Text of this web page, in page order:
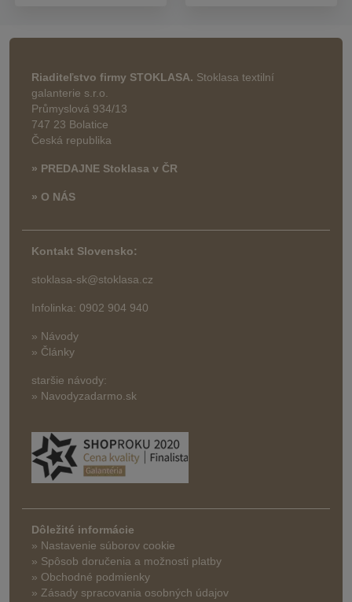
Riaditeľstvo firmy STOKLASA. Stoklasa textilní
galanterie s.r.o.
Průmyslová 934/13
747 23 Bolatice
Česká republika
» PREDAJNE Stoklasa v ČR
» O NÁS
Kontakt Slovensko:
stoklasa-sk@stoklasa.cz
Infolinka: 0902 904 940
» Návody
» Články
staršie návody:
» Navodyzadarmo.sk
Dôležité informácie
» Nastavenie súborov cookie
» Spôsob doručenia a možnosti platby
» Obchodné podmienky
» Zásady spracovania osobných údajov